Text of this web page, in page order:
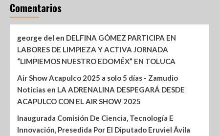
Comentarios
george del en DELFINA GÓMEZ PARTICIPA EN
LABORES DE LIMPIEZA Y ACTIVA JORNADA
“LIMPIEMOS NUESTRO EDOMÉX” EN TOLUCA
Air Show Acapulco 2025 a solo 5 días - Zamudio
Noticias en LA ADRENALINA DESPEGARÁ DESDE
ACAPULCO CON EL AIR SHOW 2025
Inaugurada Comisión De Ciencia, Tecnología E
Innovación, Presedida Por El Diputado Eruviel Ávila